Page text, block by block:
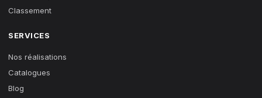
Classement
SERVICES
Nos réalisations
Catalogues
Blog